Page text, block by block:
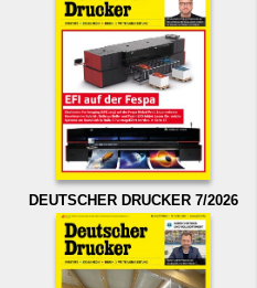
DEUTSCHER DRUCKER 7/2026